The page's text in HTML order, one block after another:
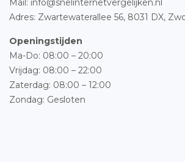
Mail: info@snelinternetvergelijken.nl
Adres: Zwartewaterallee 56, 8031 DX,
Openingstijden
Ma-Do: 08:00 – 20:00
Vrijdag: 08:00 – 22:00
Zaterdag: 08:00 – 12:00
Zondag: Gesloten